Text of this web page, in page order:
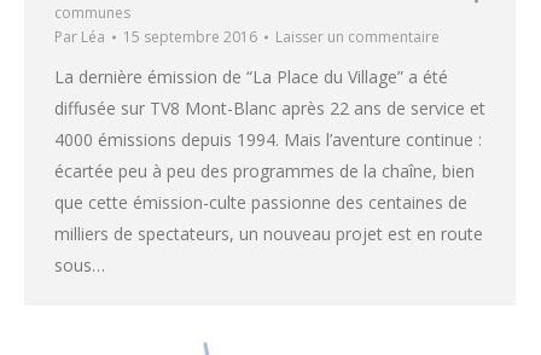
communes
Par Léa 15 septembre 2016 Laisser un commentaire
La dernière émission de “La Place du Village” a été
diffusée sur TV8 Mont-Blanc après 22 ans de service et
4000 émissions depuis 1994. Mais l’aventure continue :
écartée peu à peu des programmes de la chaîne, bien
que cette émission-culte passionne des centaines de
milliers de spectateurs, un nouveau projet est en route
sous…